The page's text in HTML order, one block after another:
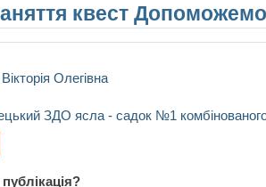
квест
Олегівна
ЗДО ясла - садок №1